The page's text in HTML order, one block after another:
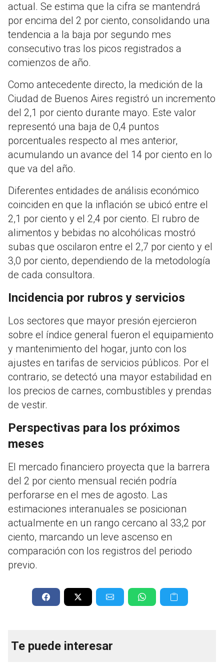
actual. Se estima que la cifra se mantendrá
por encima del 2 por ciento, consolidando una
tendencia a la baja por segundo mes
consecutivo tras los picos registrados a
comienzos de año.
Como antecedente directo, la medición de la
Ciudad de Buenos Aires registró un incremento
del 2,1 por ciento durante mayo. Este valor
representó una baja de 0,4 puntos
porcentuales respecto al mes anterior,
acumulando un avance del 14 por ciento en lo
que va del año.
Diferentes entidades de análisis económico
coinciden en que la inflación se ubicó entre el
2,1 por ciento y el 2,4 por ciento. El rubro de
alimentos y bebidas no alcohólicas mostró
subas que oscilaron entre el 2,7 por ciento y el
3,0 por ciento, dependiendo de la metodología
de cada consultora.
Incidencia por rubros y servicios
Los sectores que mayor presión ejercieron
sobre el índice general fueron el equipamiento
y mantenimiento del hogar, junto con los
ajustes en tarifas de servicios públicos. Por el
contrario, se detectó una mayor estabilidad en
los precios de carnes, combustibles y prendas
de vestir.
Perspectivas para los próximos
meses
El mercado financiero proyecta que la barrera
del 2 por ciento mensual recién podría
perforarse en el mes de agosto. Las
estimaciones interanuales se posicionan
actualmente en un rango cercano al 33,2 por
ciento, marcando un leve ascenso en
comparación con los registros del periodo
previo.
Te puede interesar